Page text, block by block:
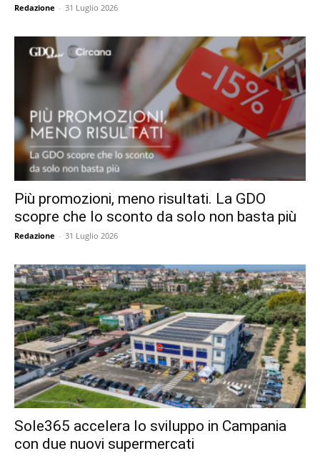
Redazione - 31 Luglio 2026
Più promozioni, meno risultati. La GDO
scopre che lo sconto da solo non basta più
Redazione - 31 Luglio 2026
Sole365 accelera lo sviluppo in Campania
con due nuovi supermercati